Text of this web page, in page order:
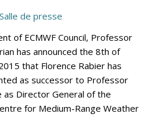
Salle de presse
of ECMWF Council, Professor
has announced the 8th of
that Florence Rabier has
as successor to Professor
as Director General of the
for Medium-Range Weather